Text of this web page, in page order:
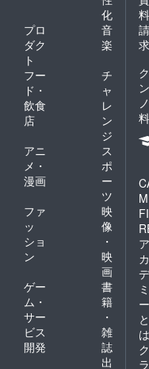
化
プロ
ダク
ト
音
楽
フー
ド・
飲食
店
チ
ャ
レ
ン
ジ
アニ
メ・
漫画
ス
ポ
ー
ツ
ファ
ッ
ショ
ン
映
像
・
映
画
ゲー
ム・
サー
ビス
開発
書
籍
・
雑
誌
出
料
請
求
FI
ア
カ
ミ
ー
と
は
ク
ラ